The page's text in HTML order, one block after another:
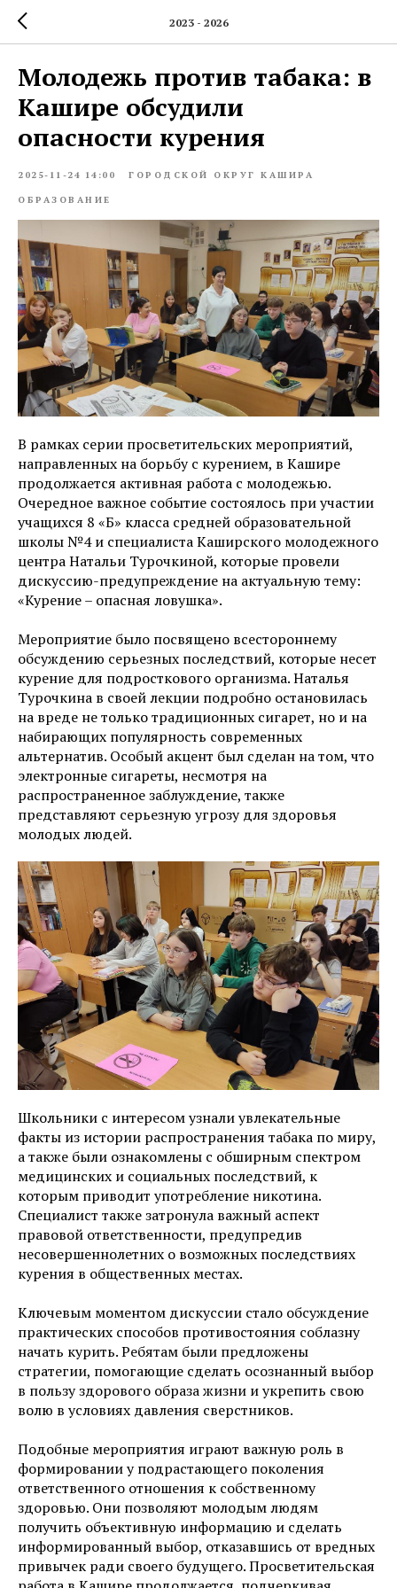
2023 - 2026
Молодежь против табака: в
Кашире обсудили
опасности курения
2025-11-24 14:00 ГОРОДСКОЙ ОКРУГ КАШИРА
ОБРАЗОВАНИЕ
В рамках серии просветительских мероприятий,
направленных на борьбу с курением, в Кашире
продолжается активная работа с молодежью.
Очередное важное событие состоялось при участии
учащихся 8 «Б» класса средней образовательной
школы №4 и специалиста Каширского молодежного
центра Натальи Турочкиной, которые провели
дискуссию-предупреждение на актуальную тему:
«Курение – опасная ловушка».
Мероприятие было посвящено всестороннему
обсуждению серьезных последствий, которые несет
курение для подросткового организма. Наталья
Турочкина в своей лекции подробно остановилась
на вреде не только традиционных сигарет, но и на
набирающих популярность современных
альтернатив. Особый акцент был сделан на том, что
электронные сигареты, несмотря на
распространенное заблуждение, также
представляют серьезную угрозу для здоровья
молодых людей.
Школьники с интересом узнали увлекательные
факты из истории распространения табака по миру,
а также были ознакомлены с обширным спектром
медицинских и социальных последствий, к
которым приводит употребление никотина.
Специалист также затронула важный аспект
правовой ответственности, предупредив
несовершеннолетних о возможных последствиях
курения в общественных местах.
Ключевым моментом дискуссии стало обсуждение
практических способов противостояния соблазну
начать курить. Ребятам были предложены
стратегии, помогающие сделать осознанный выбор
в пользу здорового образа жизни и укрепить свою
волю в условиях давления сверстников.
Подобные мероприятия играют важную роль в
формировании у подрастающего поколения
ответственного отношения к собственному
здоровью. Они позволяют молодым людям
получить объективную информацию и сделать
информированный выбор, отказавшись от вредных
привычек ради своего будущего. Просветительская